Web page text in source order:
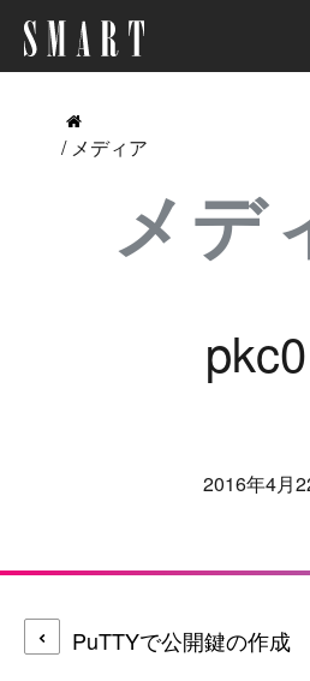
/ メディア
メデ
2016年4月
PuTTYで公開鍵の作成